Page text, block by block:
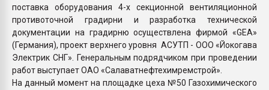
поставка оборудования 4-х секционной вентиляционной
противоточной градирни и разработка технической
документации на градирню осуществлена фирмой «GEA»
(Германия), проект верхнего уровня АСУТП - ООО «Йокогава
Электрик СНГ». Генеральным подрядчиком при проведении
работ выступает ОАО «Салаватнефтехимремстрой».
На данный момент на площадке цеха №50 Газохимического